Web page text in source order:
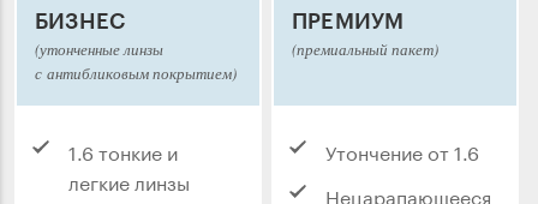
БИЗНЕС
(утонченные линзы
с антибликовым покрытием)
1.6 тонкие и
легкие линзы
ПРЕМИУМ
(премиальный пакет)
Утончение от 1.6
Нецарапающееся